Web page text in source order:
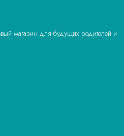
магазин для будущих родителей и